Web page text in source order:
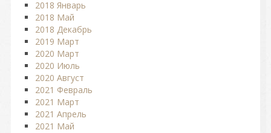
2018 Январь
2018 Май
2018 Декабрь
2019 Март
2020 Март
2020 Июль
2020 Август
2021 Февраль
2021 Март
2021 Апрель
2021 Май